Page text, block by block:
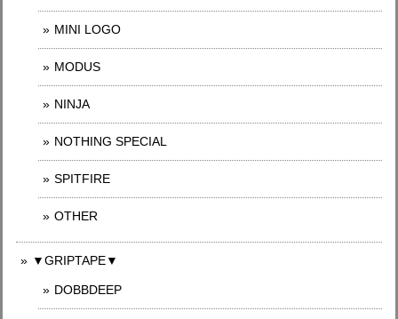
MINI LOGO
MODUS
NINJA
NOTHING SPECIAL
SPITFIRE
OTHER
▼GRIPTAPE▼
DOBBDEEP